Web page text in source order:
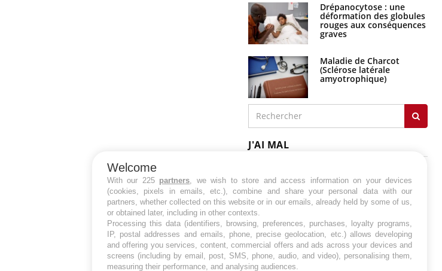
Drépanocytose : une
déformation des globules
rouges aux conséquences
graves
Maladie de Charcot
(Sclérose latérale
amyotrophique)
J'AI MAL
Welcome
With our 225 partners, we wish to store and access information on your devices
(cookies, pixels in emails, etc.), combine and share your personal data with our
partners, whether collected on this website or in our emails, already held by some of us,
or obtained later, including in other contexts.
Processing this data (identifiers, browsing, preferences, purchases, loyalty programs,
IP, postal addresses and emails, phone, precise geolocation, etc.) allows developing
and offering you services, content, commercial offers and ads across your devices and
screens (including by email, post, SMS, phone, audio, and video), personalising them,
measuring their performance, and analysing audiences.